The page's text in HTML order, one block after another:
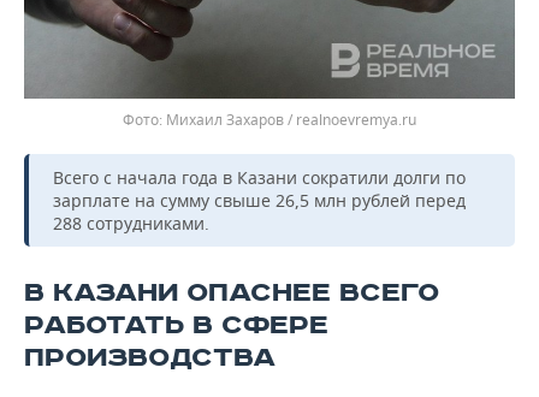
Михаил Захаров / realnoevremya.ru
Всего с начала года в Казани сократили долги по
зарплате на сумму свыше 26,5 млн рублей перед
288 сотрудниками.
В КАЗАНИ ОПАСНЕЕ ВСЕГО
РАБОТАТЬ В СФЕРЕ
ПРОИЗВОДСТВА